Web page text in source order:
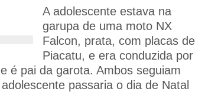
A adolescente estava na
garupa de uma moto NX
Falcon, prata, com placas de
Piacatu, e era conduzida por
é pai da garota. Ambos seguiam
passaria o dia de Natal